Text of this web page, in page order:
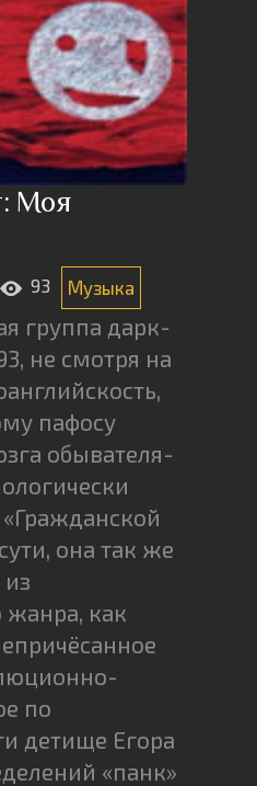
Моя
93 Музыка
группа дарк-
не смотря на
пафосу
обывателя-
она так же
жанра, как
по
детище Егора
«панк»